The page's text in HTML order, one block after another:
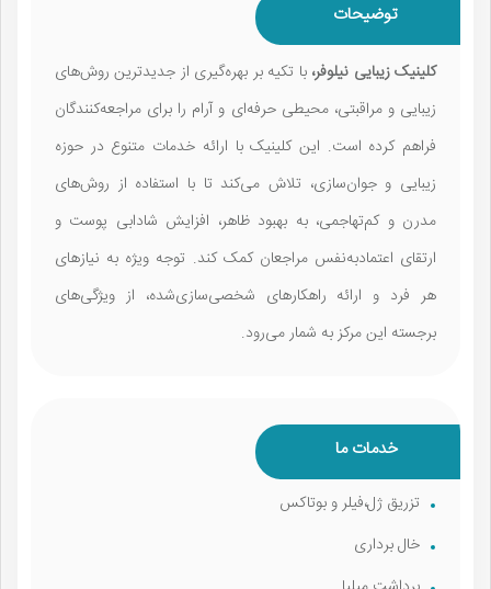
توضیحات
کلینیک زیبایی نیلوفر، با تکیه بر بهره‌گیری از جدیدترین روش‌های
زیبایی و مراقبتی، محیطی حرفه‌ای و آرام را برای مراجعه‌کنندگان
فراهم کرده است. این کلینیک با ارائه خدمات متنوع در حوزه
زیبایی و جوان‌سازی، تلاش می‌کند تا با استفاده از روش‌های
مدرن و کم‌تهاجمی، به بهبود ظاهر، افزایش شادابی پوست و
ارتقای اعتمادبه‌نفس مراجعان کمک کند. توجه ویژه به نیازهای
هر فرد و ارائه راهکارهای شخصی‌سازی‌شده، از ویژگی‌های
برجسته این مرکز به شمار می‌رود.
خدمات ما
تزریق ژل،فیلر و بوتاکس
خال برداری